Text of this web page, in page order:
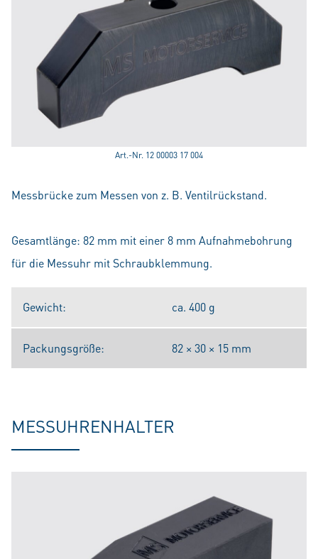
Art.-Nr. 12 00003 17 004
Messbrücke zum Messen von z. B. Ventilrückstand.
Gesamtlänge: 82 mm mit einer 8 mm Aufnahmebohrung
für die Messuhr mit Schraubklemmung.
Gewicht: ca. 400 g
Packungsgröße: 82 × 30 × 15 mm
MESSUHRENHALTER